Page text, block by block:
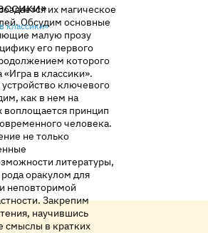
их магическое
Обсудим основные
малую прозу
его первого
которого
«Игра в классики».
классики»
ключевого
как в нем на
принцип
человека.
не только
литературы,
рода оракулом для
неповторимой
Закрепим
научившись
смыслы в кратких